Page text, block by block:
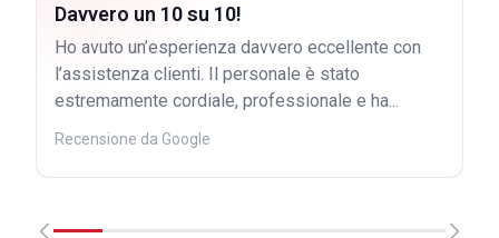
Davvero un 10 su 10!
Ho avuto un’esperienza davvero eccellente con
l’assistenza clienti. Il personale è stato
estremamente cordiale, professionale e ha...
Recensione da Google